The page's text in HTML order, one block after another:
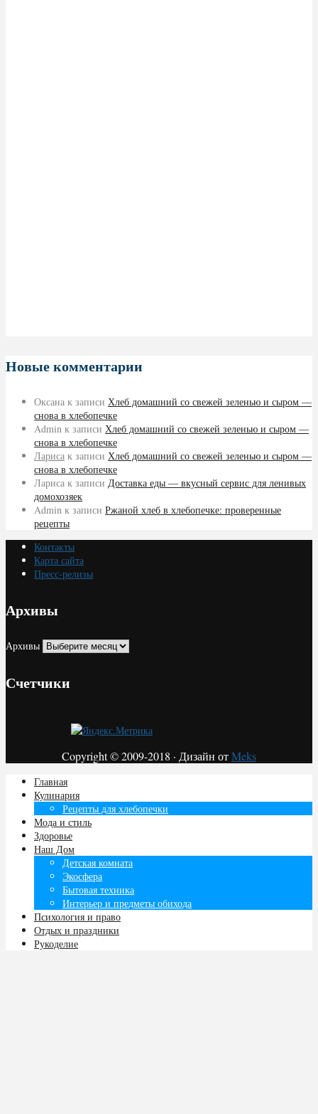
Новые комментарии
Оксана к записи Хлеб домашний со свежей зеленью и сыром —
снова в хлебопечке
Admin к записи Хлеб домашний со свежей зеленью и сыром —
снова в хлебопечке
Лариса к записи Хлеб домашний со свежей зеленью и сыром —
снова в хлебопечке
Лариса к записи Доставка еды — вкусный сервис для ленивых
домохозяек
Admin к записи Ржаной хлеб в хлебопечке: проверенные
рецепты
Контакты
Карта сайта
Пресс-релизы
Архивы
Архивы
Счетчики
Copyright © 2009-2018 · Дизайн отMeks
Главная
Кулинария
Рецепты для хлебопечки
Мода и стиль
Здоровье
Наш Дом
Детская комната
Экосфера
Бытовая техника
Интерьер и предметы обихода
Психология и право
Отдых и праздники
Рукоделие